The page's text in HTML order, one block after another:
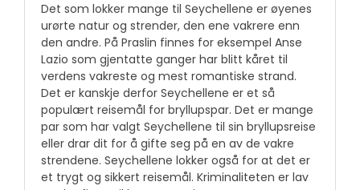
Det som lokker mange til Seychellene er øyenes
urørte natur og strender, den ene vakrere enn
den andre. På Praslin finnes for eksempel Anse
Lazio som gjentatte ganger har blitt kåret til
verdens vakreste og mest romantiske strand.
Det er kanskje derfor Seychellene er et så
populært reisemål for bryllupspar. Det er mange
par som har valgt Seychellene til sin bryllupsreise
eller drar dit for å gifte seg på en av de vakre
strendene. Seychellene lokker også for at det er
et trygt og sikkert reisemål. Kriminaliteten er lav